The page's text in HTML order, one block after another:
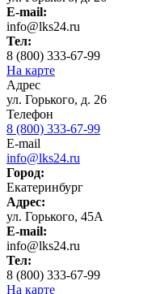
E-mail:
info@lks24.ru
Тел:
8 (800) 333-67-99
На карте
Адрес
ул. Горького, д. 26
Телефон
8 (800) 333-67-99
E-mail
info@lks24.ru
Город:
Екатеринбург
Адрес:
ул. Горького, 45А
E-mail:
info@lks24.ru
Тел:
8 (800) 333-67-99
На карте